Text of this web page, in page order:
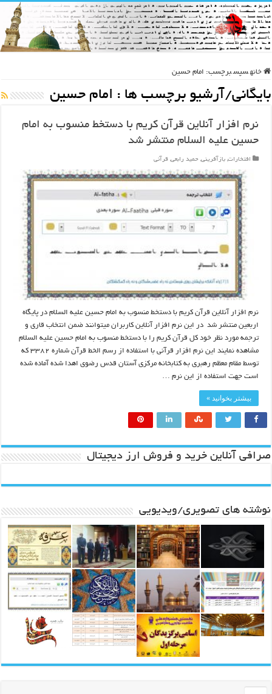
خانه سپس برچسب: امام حسین
بایگانی/آرشیو برچسب ها : امام حسین
نرم افزار آنلاین قرآن کریم با دستخط منسوب به امام
حسین علیه السلام منتشر شد
افتخارات, بازآفرینی, حمید رابعی, قرآنی
نرم افزار آنلاین قرآن کریم با دستخط منسوب به امام حسین علیه السلام در پایگاه
اربعین منتشر شد در این نرم افزار آنلاین کاربران میتوانند ضمن انتخاب قاری و
ترجمه مورد نظر خود کل قرآن کریم را با دستخط منسوب به امام حسین علیه السلام
مشاهده نمایند این نرم افزار قرآنی با استفاده از رسم الخط قرآن شماره ۳۳۸۲ که
توسط مقام معظم رهبری به کتابخانه مرکزی آستان قدس رضوی اهدا شده آماده شده
است جهت استفاده از این نرم …
بیشتر بخوانید »
صرافی آنلاین خرید و فروش ارز دیجیتال
نوشته های تصویری/ویدیویی